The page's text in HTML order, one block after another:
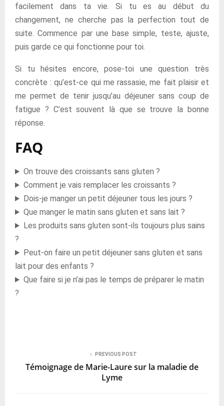
facilement dans ta vie. Si tu es au début du
changement, ne cherche pas la perfection tout de
suite. Commence par une base simple, teste, ajuste,
puis garde ce qui fonctionne pour toi.
Si tu hésites encore, pose-toi une question très
concrète : qu’est-ce qui me rassasie, me fait plaisir et
me permet de tenir jusqu’au déjeuner sans coup de
fatigue ? C’est souvent là que se trouve la bonne
réponse.
FAQ
On trouve des croissants sans gluten ?
Comment je vais remplacer les croissants ?
Dois-je manger un petit déjeuner tous les jours ?
Que manger le matin sans gluten et sans lait ?
Les produits sans gluten sont-ils toujours plus sains
?
Peut-on faire un petit déjeuner sans gluten et sans
lait pour des enfants ?
Que faire si je n’ai pas le temps de préparer le matin
?
PREVIOUS POST
Témoignage de Marie-Laure sur la maladie de
Lyme